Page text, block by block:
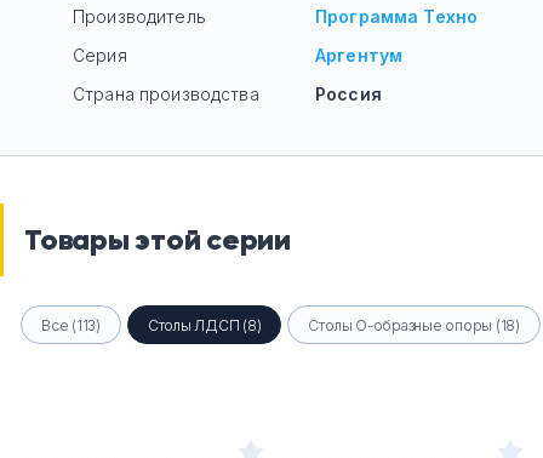
Производитель
Программа Техно
Серия
Аргентум
Страна производства
Россия
Товары этой серии
Все (113) Столы ЛДСП (8) Столы О-образные опоры (18)